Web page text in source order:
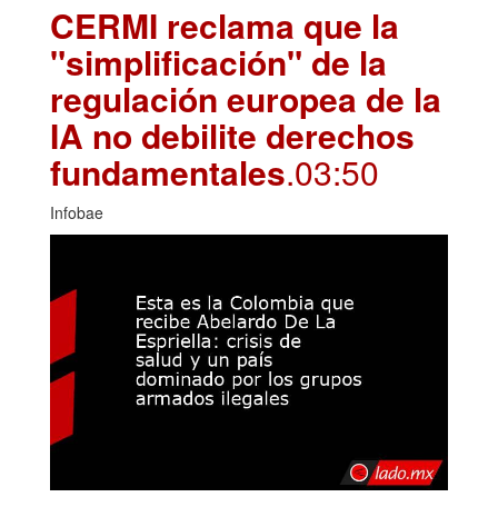
CERMI reclama que la
"simplificación" de la
regulación europea de la
IA no debilite derechos
fundamentales.03:50
Infobae